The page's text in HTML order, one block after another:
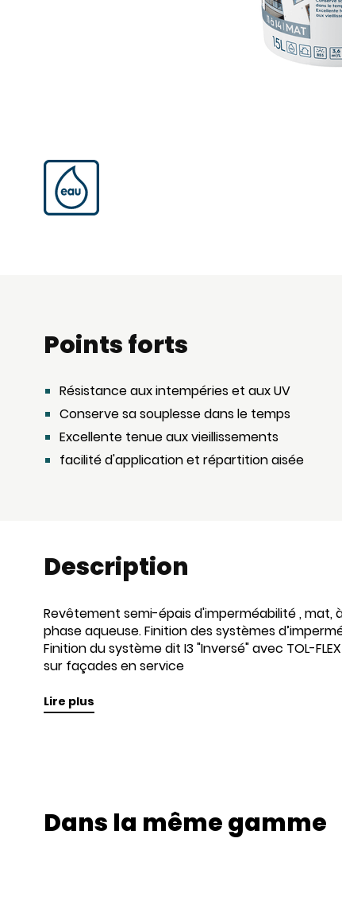
Points forts
Résistance aux intempéries et aux UV
Conserve sa souplesse dans le temps
Excellente tenue aux vieillissements
facilité d'application et répartition aisée
Description
Revêtement semi-épais d'imperméabilité , mat,
phase aqueuse. Finition des systèmes
Finition du système dit I3 "Inversé" avec TOL-
sur façades en service
Lire plus
Dans la même gamme